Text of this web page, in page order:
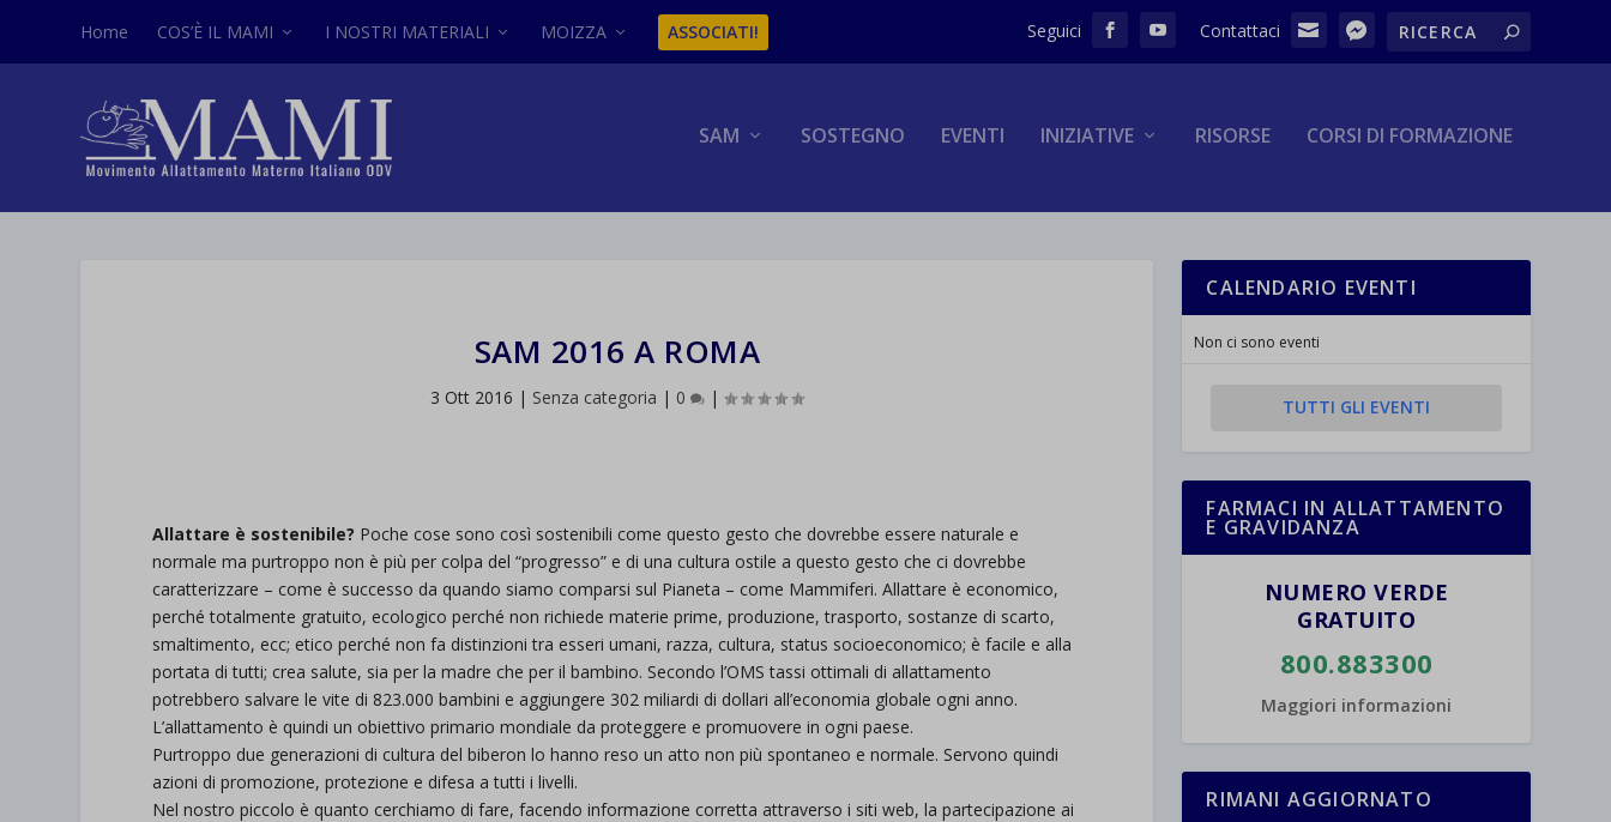
Home COS’È IL MAMI I NOSTRI MATERIALI MOIZZA ASSOCIATI!
SAM SOSTEGNO EVENTI INIZIATIVE RISORSE CORSI DI FORMAZIONE
SAM 2016 A ROMA
3 Ott 2016 | Senza categoria | 0 |
Allattare è sostenibile? Poche cose sono così sostenibili come questo gesto che dovrebbe essere naturale e
normale ma purtroppo non è più per colpa del “progresso” e di una cultura ostile a questo gesto che ci dovrebbe
caratterizzare – come è successo da quando siamo comparsi sul Pianeta – come Mammiferi. Allattare è economico,
perché totalmente gratuito, ecologico perché non richiede materie prime, produzione, trasporto, sostanze di scarto,
smaltimento, ecc; etico perché non fa distinzioni tra esseri umani, razza, cultura, status socioeconomico; è facile e alla
portata di tutti; crea salute, sia per la madre che per il bambino. Secondo l’OMS tassi ottimali di allattamento
potrebbero salvare le vite di 823.000 bambini e aggiungere 302 miliardi di dollari all’economia globale ogni anno.
L’allattamento è quindi un obiettivo primario mondiale da proteggere e promuovere in ogni paese.
Purtroppo due generazioni di cultura del biberon lo hanno reso un atto non più spontaneo e normale. Servono quindi
azioni di promozione, protezione e difesa a tutti i livelli.
Nel nostro piccolo è quanto cerchiamo di fare, facendo informazione corretta attraverso i siti web, la partecipazione ai
CALENDARIO EVENTI
Non ci sono eventi
TUTTI GLI EVENTI
FARMACI IN ALLATTAMENTO
E GRAVIDANZA
NUMERO VERDE
GRATUITO
800.883300
Maggiori informazioni
RIMANI AGGIORNATO